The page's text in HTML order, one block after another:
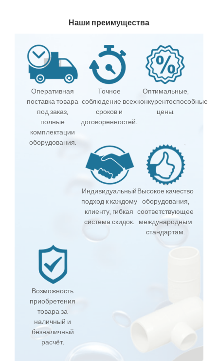
Наши преимущества
Оперативная
поставка товара
под заказ,
полные
комплектации
оборудования.
Точное
соблюдение всех
сроков и
договоренностей.
Оптимальные,
конкурентоспособные
цены.
Индивидуальный
подход к каждому
клиенту, гибкая
система скидок.
Высокое качество
оборудования,
соответствующее
международным
стандартам.
Возможность
приобретения
товара за
наличный и
безналичный
расчёт.